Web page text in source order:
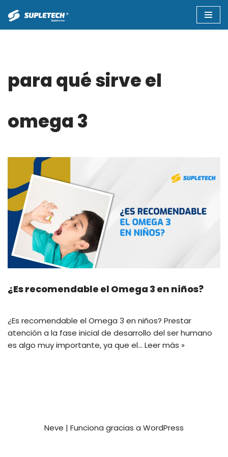
Saltar
para qué sirve el
omega 3
¿Es recomendable el Omega 3 en niños?
¿Es recomendable el Omega 3 en niños? Prestar
atención a la fase inicial de desarrollo del ser humano
es algo muy importante, ya que el… Leer más »
Neve | Funciona gracias a WordPress